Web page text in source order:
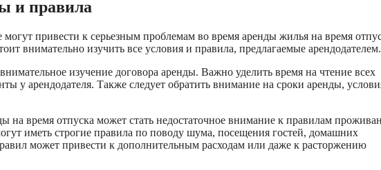
и правила
привести к серьезным проблемам во время аренды жилья на время
внимательно изучить все условия и правила, предлагаемые арендодателем.
изучение договора аренды. Важно уделить время на чтение всех
у арендодателя. Также следует обратить внимание на сроки аренды,
время отпуска может стать недостаточное внимание к правилам
иметь строгие правила по поводу шума, посещения гостей, домашних
может привести к дополнительным расходам или даже к расторжению